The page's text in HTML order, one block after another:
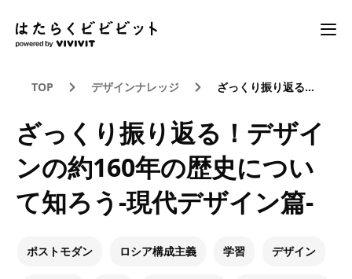
TOP デザインナレッジ ざっくり振り返る！デザインの約160年の歴史について知ろう-現代デザイン篇-
ざっくり振り返る！デザイ
ンの約160年の歴史につい
て知ろう-現代デザイン篇-
ポストモダン ロシア構成主義 学習 デザイン